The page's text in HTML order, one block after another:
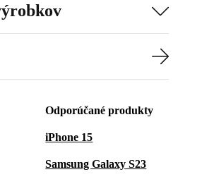
Odporúčané produkty
iPhone 15
Samsung Galaxy S23